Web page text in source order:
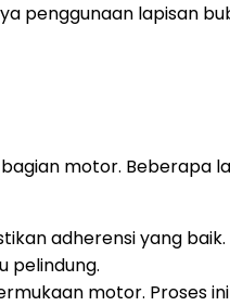
lapisan
motor. Beberapa
adherensi yang baik.
pelindung.
motor. Proses